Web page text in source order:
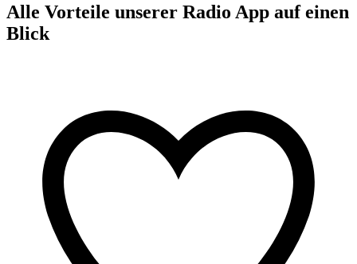
Alle Vorteile unserer Radio App auf einen
Blick